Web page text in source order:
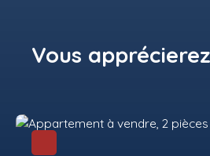
Vous apprécierez